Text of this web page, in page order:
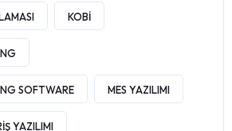
KOBI
SOFTWARE MES YAZILIMI
YAZILIMI